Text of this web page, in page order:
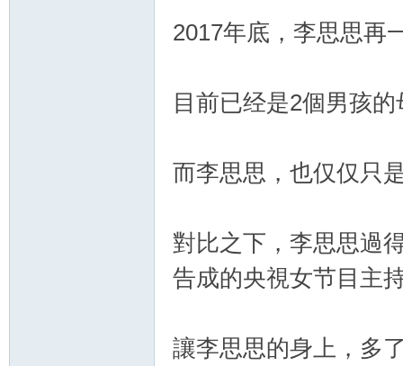
2017年底，李思思再
目前已经是2個男孩
而李思思，也仅仅只
對比之下，李思思過
告成的央視女节目主
讓李思思的身上，多